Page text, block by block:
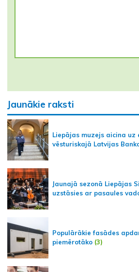
Jaunākie raksti
Liepājas muzejs aicina uz
vēsturiskajā Latvijas
Jaunajā sezonā Liepājas
uzstāsies ar pasaules
Populārākie fasādes
piemērotāko (3)